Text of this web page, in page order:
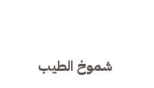
شموخ الطيب